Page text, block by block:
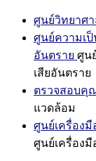
ศูนย์วิทยาศ
ศูนย์ความเป็
อันตราย ศูน
เสียอันตราย
ตรวจสอบคุ
แวดล้อม
ศูนย์เครื่องมื
ศูนย์เครื่องมื